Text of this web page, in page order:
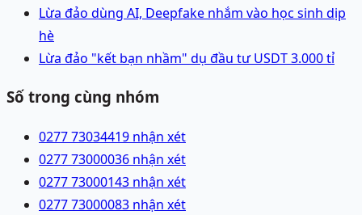
Lừa đảo dùng AI, Deepfake nhắm vào học sinh dịp
hè
Lừa đảo "kết bạn nhầm" dụ đầu tư USDT 3.000 tỉ
Số trong cùng nhóm
0277 73034419 nhận xét
0277 73000036 nhận xét
0277 73000143 nhận xét
0277 73000083 nhận xét